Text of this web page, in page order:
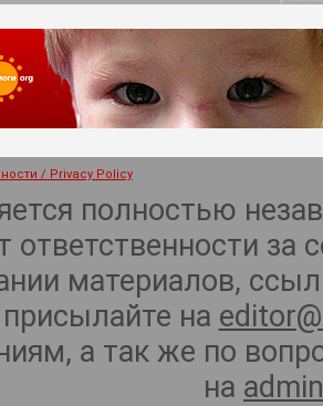
/ Privacy Policy
полностью
ответственности
материалов,
на
а так же по
на